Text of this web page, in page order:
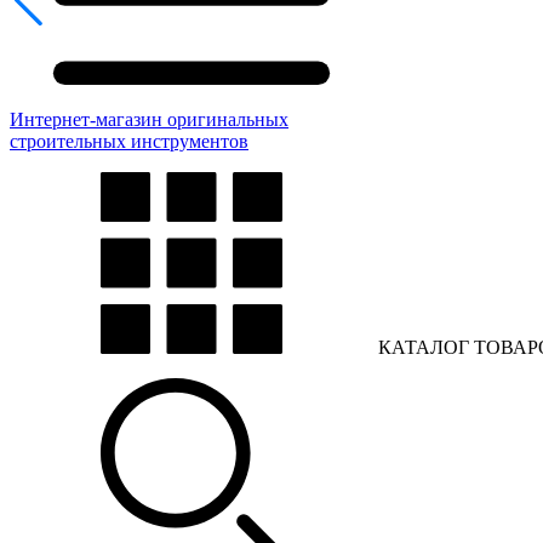
Интернет-магазин оригинальных
строительных инструментов
КАТАЛОГ